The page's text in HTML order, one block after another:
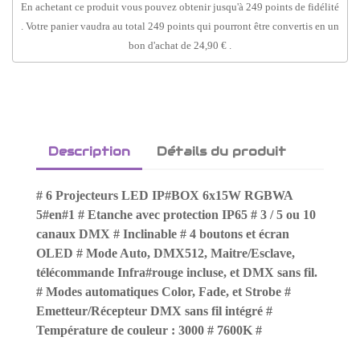
En achetant ce produit vous pouvez obtenir jusqu'à 249 points de fidélité
. Votre panier vaudra au total 249 points qui pourront être convertis en un
bon d'achat de 24,90 €
Description Détails du produit
# 6 Projecteurs LED IP#BOX 6x15W RGBWA
5#en#1 # Etanche avec protection IP65 # 3 / 5 ou 10
canaux DMX # Inclinable # 4 boutons et écran
OLED # Mode Auto, DMX512, Maitre/Esclave,
télécommande Infra#rouge incluse, et DMX sans fil.
# Modes automatiques Color, Fade, et Strobe #
Emetteur/Récepteur DMX sans fil intégré #
Température de couleur : 3000 # 7600K #